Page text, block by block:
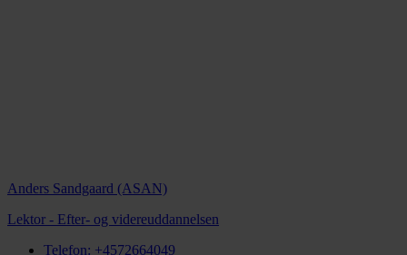
Anders Sandgaard (ASAN)
Lektor - Efter- og videreuddannelsen
Telefon: +4572664049